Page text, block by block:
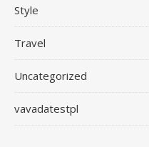
Style
Travel
Uncategorized
vavadatestpl